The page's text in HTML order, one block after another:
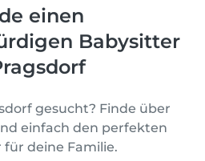
einen
Babysitter
gesucht? Finde über
einfach den perfekten
deine Familie.